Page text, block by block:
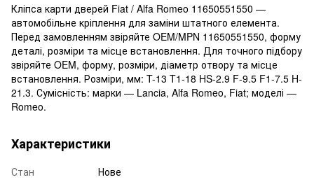
Кліпса карти дверей Fiat / Alfa Romeo 11650551550 —
автомобільне кріплення для заміни штатного елемента.
Перед замовленням звіряйте OEM/MPN 11650551550, форму
деталі, розміри та місце встановлення. Для точного підбору
звіряйте OEM, форму, розміри, діаметр отвору та місце
встановлення. Розміри, мм: T-13 T1-18 HS-2.9 F-9.5 F1-7.5 H-
21.3. Сумісність: марки — Lancia, Alfa Romeo, Fiat; моделі —
Romeo.
Характеристики
Стан
Нове